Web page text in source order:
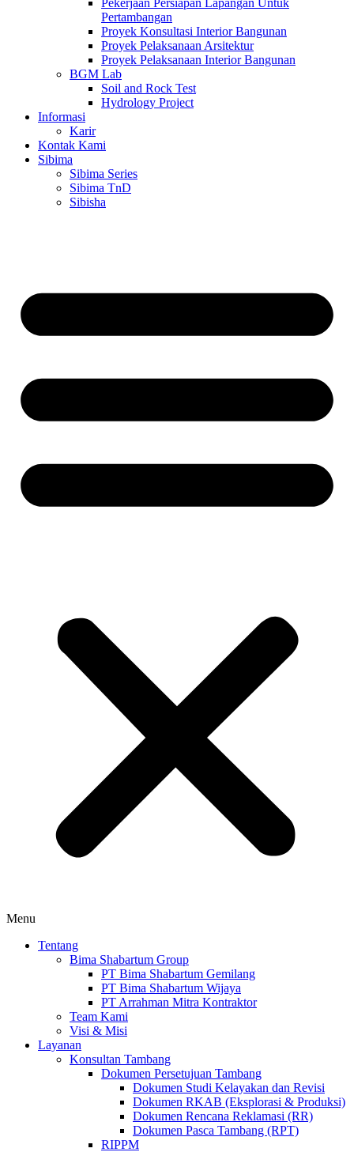
Pekerjaan Persiapan Lapangan Untuk
Pertambangan
Proyek Konsultasi Interior Bangunan
Proyek Pelaksanaan Arsitektur
Proyek Pelaksanaan Interior Bangunan
BGM Lab
Soil and Rock Test
Hydrology Project
Informasi
Karir
Kontak Kami
Sibima
Sibima Series
Sibima TnD
Sibisha
Menu
Tentang
Bima Shabartum Group
PT Bima Shabartum Gemilang
PT Bima Shabartum Wijaya
PT Arrahman Mitra Kontraktor
Team Kami
Visi & Misi
Layanan
Konsultan Tambang
Dokumen Persetujuan Tambang
Dokumen Studi Kelayakan dan Revisi
Dokumen RKAB (Eksplorasi & Produksi)
Dokumen Rencana Reklamasi (RR)
Dokumen Pasca Tambang (RPT)
RIPPM